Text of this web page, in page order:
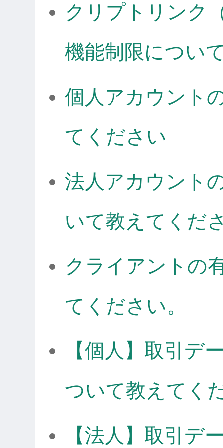
クリプトリンク
機能制限につい
個人アカウント
てください
法人アカウント
いて教えてくだ
クライアントの
てください。
【個人】取引デ
ついて教えてく
【法人】取引デ